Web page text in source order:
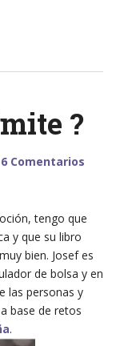
?
Comentarios
tengo que
y que su libro
bien. Josef es
de bolsa y en
las personas y
base de retos
.